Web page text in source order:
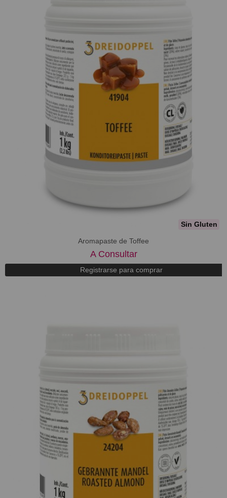
Sin Gluten
​Aromapaste de Toffee
A Consultar
Registrarse para comprar